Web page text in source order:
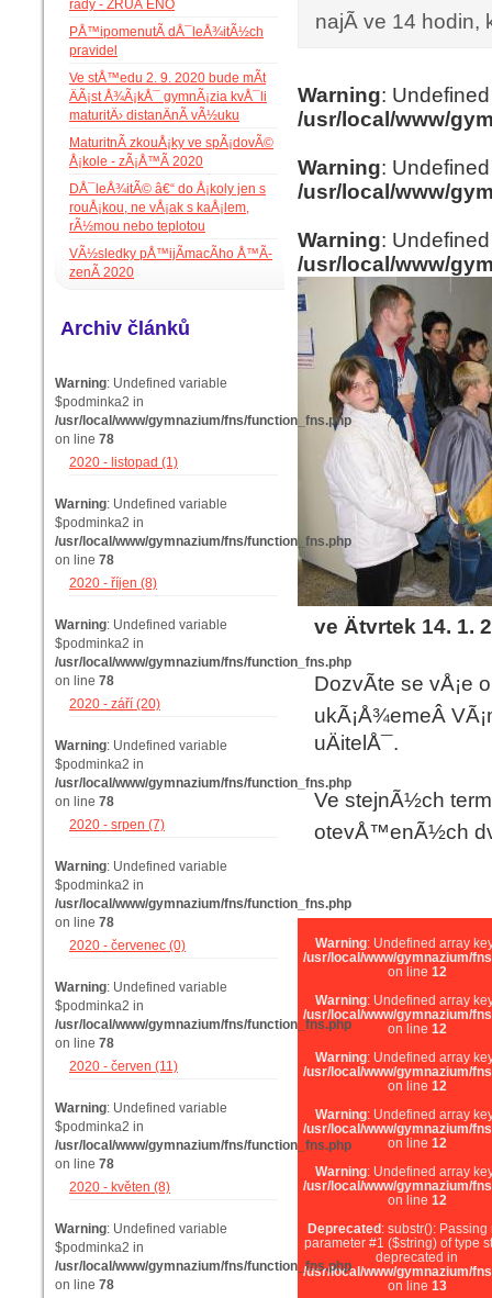
najÃ­ ve 14 hodin,
Warning:
/usr/local/www/
Warning:
/usr/local/www/
Warning:
/usr/local/www/
ve Ätvrtek 14. 1.
DozvÃ­te se vÅ¡e
ukÃ¡Å¾emeÂ
uÄitelÅ¯.
Ve stejnÃ½ch
otevÅ™enÃ½ch
Warning: Undefined array
/usr/local/www/gymnazium/
on line 12
Warning: Undefined array
/usr/local/www/gymnazium/
on line 12
Warning: Undefined array
/usr/local/www/gymnazium/
on line 12
Warning: Undefined array
/usr/local/www/gymnazium/
on line 12
Warning: Undefined array
/usr/local/www/gymnazium/
on line 12
Deprecated: substr(): Passing
parameter #1 ($string) of type
deprecated in
/usr/local/www/gymnazium/
on line 13
rady - ZRUÅ ENO
PÅ™ipomenutÃ­ dÅ¯leÅ¾itÃ½ch
pravidel
Ve stÅ™edu 2. 9. 2020 bude mÃ­t
ÄÃ¡st Å¾Ã¡kÅ¯ gymnÃ¡zia kvÅ¯li
maturitÄ› distanÄnÃ­ vÃ½uku
MaturitnÃ­ zkouÅ¡ky ve spÃ¡dovÃ©
Å¡kole - zÃ¡Å™Ã­ 2020
DÅ¯leÅ¾itÃ© â€“ do Å¡koly jen s
rouÅ¡kou, ne vÅ¡ak s kaÅ¡lem,
rÃ½mou nebo teplotou
VÃ½sledky pÅ™ijÃ­macÃ­ho Å™Ã­
zenÃ­ 2020
Archiv článků
Warning: Undefined variable
$podminka2 in
/usr/local/www/gymnazium/fns/function_fns.php
on line 78
2020 - listopad (1)
Warning: Undefined variable
$podminka2 in
/usr/local/www/gymnazium/fns/function_fns.php
on line 78
2020 - říjen (8)
Warning: Undefined variable
$podminka2 in
/usr/local/www/gymnazium/fns/function_fns.php
on line 78
2020 - září (20)
Warning: Undefined variable
$podminka2 in
/usr/local/www/gymnazium/fns/function_fns.php
on line 78
2020 - srpen (7)
Warning: Undefined variable
$podminka2 in
/usr/local/www/gymnazium/fns/function_fns.php
on line 78
2020 - červenec (0)
Warning: Undefined variable
$podminka2 in
/usr/local/www/gymnazium/fns/function_fns.php
on line 78
2020 - červen (11)
Warning: Undefined variable
$podminka2 in
/usr/local/www/gymnazium/fns/function_fns.php
on line 78
2020 - květen (8)
Warning: Undefined variable
$podminka2 in
/usr/local/www/gymnazium/fns/function_fns.php
on line 78